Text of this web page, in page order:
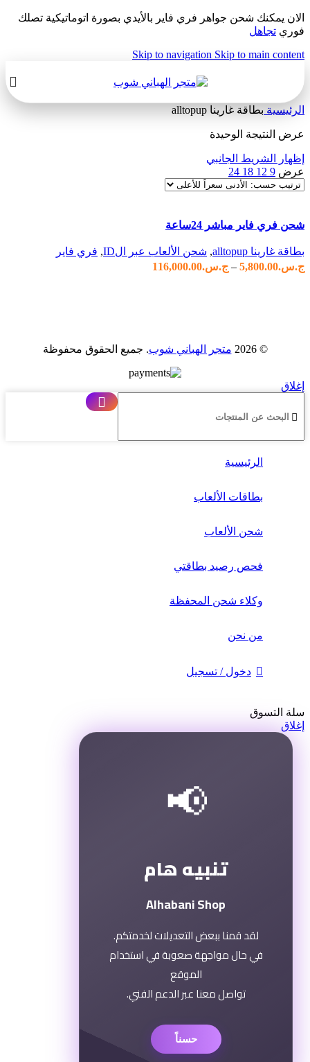
الان يمكنك شحن جواهر فري فاير بالأيدي بصورة اتوماتيكية تصلك
فوري تجاهل
Skip to navigation Skip to main content
الرئيسية بطاقة غارينا alltopup
عرض النتيجة الوحيدة
إظهار الشريط الجانبي
عرض 9
12
18
24
عرض سريع
إضافة الى المفضلة
شحن فري فاير مباشر 24ساعة
بطاقة غارينا alltopup , شحن الألعاب عبر الID , فري فاير
ج.س.5,800.00
– ج.س.116,000.00
© 2026 متجر الهباني شوب. جميع الحقوق محفوظة
إغلاق
الرئيسية
بطاقات الألعاب
شحن الألعاب
فحص رصيد بطاقتي
وكلاء شحن المحفظة
من نحن
دخول / تسجيل
سلة التسوق
إغلاق
📢
تنبيه هام
Alhabani Shop
لقد قمنا ببعض التعديلات لخدمتكم.
في حال مواجهة صعوبة في استخدام
الموقع
تواصل معنا عبر الدعم الفني.
حسناً